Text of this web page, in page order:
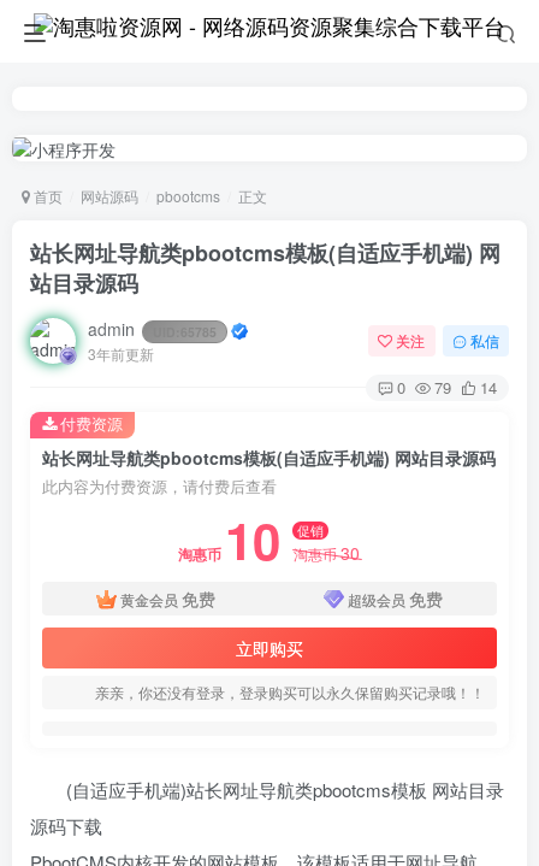
首页 网站源码 pbootcms 正文
站长网址导航类pbootcms模板(自适应手机端) 网
站目录源码
admin 65785
3年前更新
关注 私信
0 79 14
站长网址导航类pbootcms模板(自适应手机端) 网站目录源码
此内容为付费资源，请付费后查看
淘惠币 10 促销
淘惠币30
黄金会员 免费 超级会员 免费
立即购买
亲亲，你还没有登录，登录购买可以永久保留购买记录哦！！
付费资源
(自适应手机端)站长网址导航类pbootcms模板 网站目录
源码下载